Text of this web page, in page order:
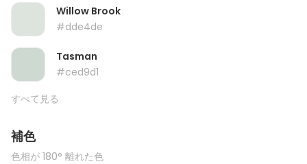
Willow Brook
#dde4de
Tasman
#ced9d1
すべて見る
補色
色相が 180° 離れた色